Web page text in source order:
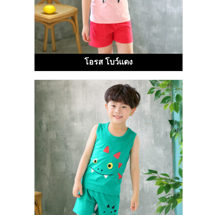
โอรส โบว์เเดง